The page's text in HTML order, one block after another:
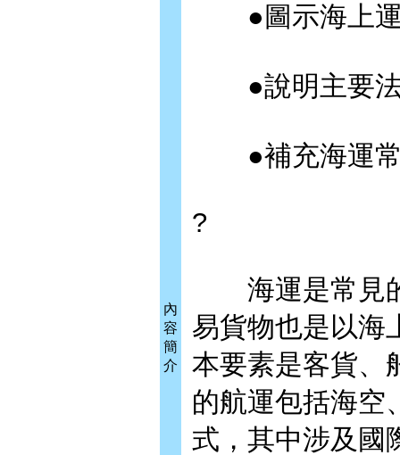
內
容
簡
介
●圖示海上運
●說明主要法
●補充海運常
?
海運是常見的
易貨物也是以海
本要素是客貨、
的航運包括海空
式，其中涉及國